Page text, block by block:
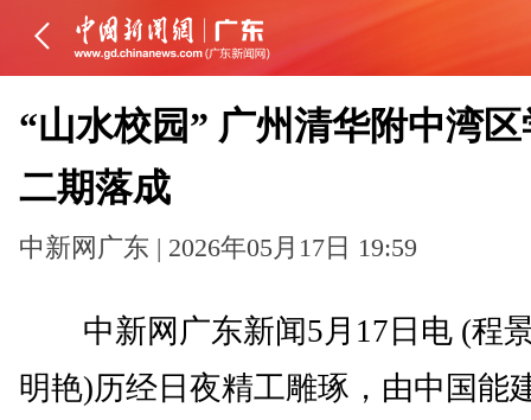
“山水校园” 广州清华附中湾
二期落成
中新网广东 | 2026年05月17日 19:59
中新网广东新闻5月17日电 (程
明艳)历经日夜精工雕琢，由中国能